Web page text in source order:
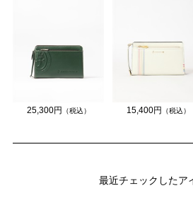
25,300円 （税込） 15,400円 （税込）
最近チェックしたア